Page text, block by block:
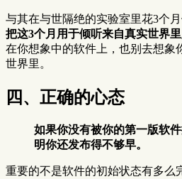
与其在与世隔绝的实验室里花3个
把这3个月用于倾听来自真实世界
在你想象中的软件上，也别去想象
世界里。
四、正确的心态
如果你没有被你的第一版软
明你还发布得不够早。
重要的不是软件的初始状态有多么